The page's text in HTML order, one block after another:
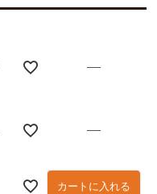
—
—
カートに入れる